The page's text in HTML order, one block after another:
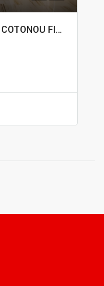
VILLA MEUBLÉE À LOUER À COTONOU FIDJROSSÈ